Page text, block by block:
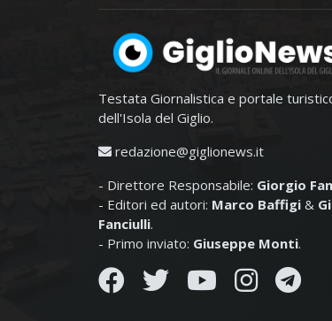
Testata Giornalistica e portale
dell'Isola del Giglio.
redazione@giglionews.it
- Direttore Responsabile: Giorgio
- Editori ed autori: Marco Baffigi &
Fanciulli.
- Primo inviato: Giuseppe Monti.